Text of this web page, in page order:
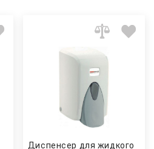
Диспенсер для жидкого